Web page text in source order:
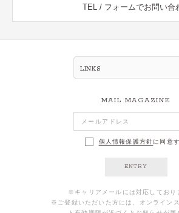
TEL / フォームでお問い合
LINKS
MAIL MAGAZINE
個人情報保護方針に同意
ENTRY
※キャリアメールには対応しており
※ご登録いただいた方には、オンライン